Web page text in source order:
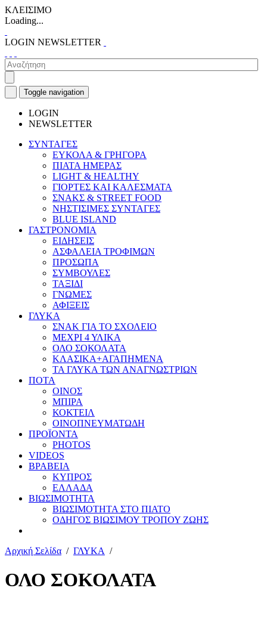
ΚΛΕΙΣΙΜΟ
Loading...
LOGIN NEWSLETTER
Toggle navigation
LOGIN
NEWSLETTER
ΣΥΝΤΑΓΕΣ
ΕΥΚΟΛΑ & ΓΡΗΓΟΡΑ
ΠΙΑΤΑ ΗΜΕΡΑΣ
LIGHT & HEALTHY
ΓΙΟΡΤΕΣ ΚΑΙ ΚΑΛΕΣΜΑΤΑ
ΣΝΑΚΣ & STREET FOOD
ΝΗΣΤΙΣΙΜΕΣ ΣΥΝΤΑΓΕΣ
BLUE ISLAND
ΓΑΣΤΡΟΝΟΜΙΑ
ΕΙΔΗΣΕΙΣ
ΑΣΦΑΛΕΙΑ ΤΡΟΦΙΜΩΝ
ΠΡΟΣΩΠΑ
ΣΥΜΒΟΥΛΕΣ
ΤΑΞΙΔΙ
ΓΝΩΜΕΣ
ΑΦΙΞΕΙΣ
ΓΛΥΚΑ
ΣΝΑΚ ΓΙΑ ΤΟ ΣΧΟΛΕΙΟ
ΜΕΧΡΙ 4 ΥΛΙΚΑ
ΟΛΟ ΣΟΚΟΛΑΤΑ
ΚΛΑΣΙΚΑ+ΑΓΑΠΗΜΕΝΑ
ΤΑ ΓΛΥΚΑ ΤΩΝ ΑΝΑΓΝΩΣΤΡΙΩΝ
ΠΟΤΑ
ΟΙΝΟΣ
ΜΠΙΡΑ
ΚΟΚΤΕΙΛ
ΟΙΝΟΠΝΕΥΜΑΤΩΔΗ
ΠΡΟΪΟΝΤΑ
PHOTOS
VIDEOS
ΒΡΑΒΕΙΑ
ΚΥΠΡΟΣ
ΕΛΛΑΔΑ
ΒΙΩΣΙΜΟΤΗΤΑ
ΒΙΩΣΙΜΟΤΗΤΑ ΣΤΟ ΠΙΑΤΟ
ΟΔΗΓΟΣ ΒΙΩΣΙΜΟΥ ΤΡΟΠΟΥ ΖΩΗΣ
Αρχική Σελίδα / ΓΛΥΚΑ /
ΟΛΟ ΣΟΚΟΛΑΤΑ